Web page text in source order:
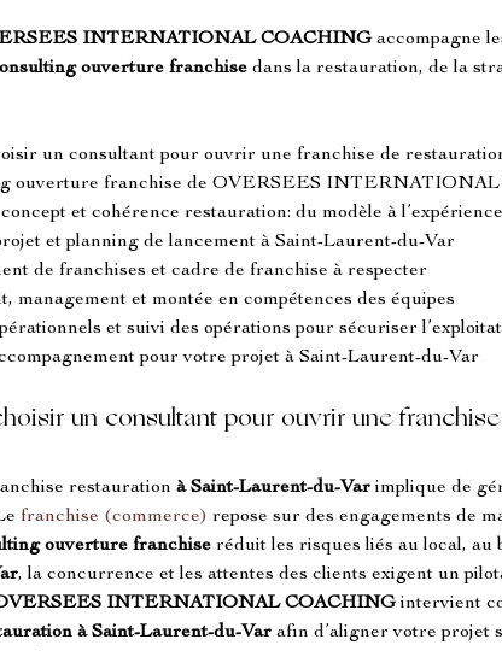
INTERNATIONAL COACHING accompagne
ouverture franchise dans la restauration, de la
un consultant pour ouvrir une franchise de
ouverture franchise de OVERSEES
et cohérence restauration: du modèle à
et planning de lancement à Saint-Laurent-du-Var
de franchises et cadre de franchise à respecter
management et montée en compétences des équipes
et suivi des opérations pour sécuriser
pour votre projet à Saint-Laurent-du-Var
un consultant pour ouvrir une
restauration à Saint-Laurent-du-Var implique de
franchise (commerce) repose sur des engagements de
ouverture franchise réduit les risques liés au local,
, la concurrence et les attentes des clients exigent un
INTERNATIONAL COACHING intervient
à Saint-Laurent-du-Var afin d’aligner votre projet